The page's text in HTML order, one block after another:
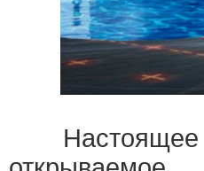
Настоящее и